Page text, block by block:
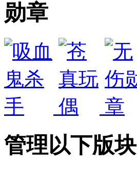
勋章
管理以下版块